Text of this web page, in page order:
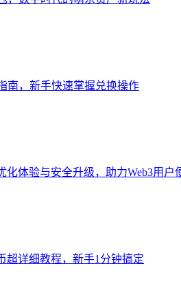
南，新手快速掌握兑换操作
化体验与安全升级，助力Web3用户
超详细教程，新手1分钟搞定